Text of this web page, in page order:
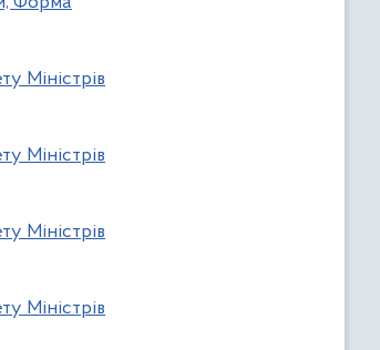
Міністрів
Міністрів
Міністрів
Міністрів